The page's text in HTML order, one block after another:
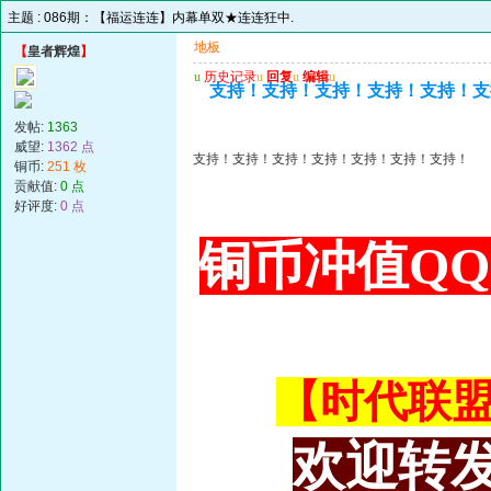
主题 : 086期：【福运连连】内幕单双★连连狂中.
【皇者辉煌】
发帖: 1363
威望: 1362 点
铜币: 251 枚
贡献值: 0 点
好评度: 0 点
地板
u 历史记录u 回复u 编辑u
支持！支持！支持！支持！支持！
支持！支持！支持！支持！支持！支持！支持！
铜币冲值
【时代联
欢迎转